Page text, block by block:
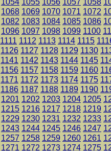
1068 1069 1070 1071 1072
1082 1083 1084 1085 1086
1096 1097 1098 1099 1100
1111 1112 1113 1114 1115
1126 1127 1128 1129 1130
1141 1142 1143 1144 1145
1156 1157 1158 1159 1160
1171 1172 1173 1174 1175
1186 1187 1188 1189 1190
1201 1202 1203 1204 1205
1215 1216 1217 1218 1219
1229 1230 1231 1232 1233
1243 1244 1245 1246 1247
1257 1258 1259 1260 1261
1271 1272 1273 1274 1275